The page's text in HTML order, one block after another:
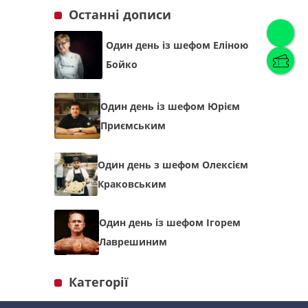
Українська(Українська)
Останні дописи
Один день із шефом Еліною
Бойко
Один день із шефом Юрієм
Приємським
Один день з шефом Олексієм
Краковським
Один день із шефом Ігорем
Лаврешиним
Категорії